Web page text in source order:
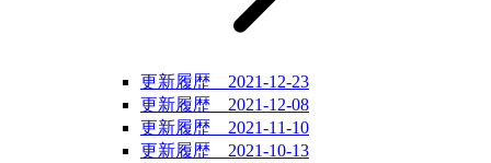
更新履歴 2021-12-23
更新履歴 2021-12-08
更新履歴 2021-11-10
更新履歴 2021-10-13